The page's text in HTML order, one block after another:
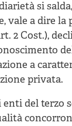
si
vale a dire la
2 Cost.),
a
privata.
del terzo